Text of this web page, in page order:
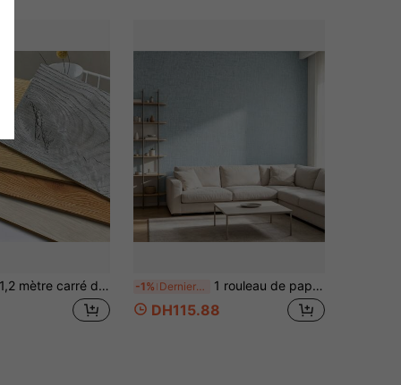
1,2 mètre carré de grain de bois naturel gaufré de haute précision, texture visuelle comparable à un revêtement de sol en bois massif, grain de bois multicolore clair et foncé convenant à divers styles de décoration intérieure, polyvalent et intemporel -1% Derniers 3 jours 1 rouleau de papier peint autoadhésif texture lin bleu clair PVC imperméable amovible autocollant de décoration et rénovation pour la maison entrée salon 15,7 po X 39,3/118,1/196,8 po
DH115.88